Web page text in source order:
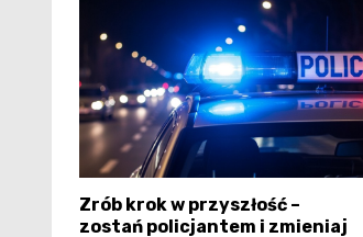
Zrób krok w przyszłość –
zostań policjantem i zmieniaj